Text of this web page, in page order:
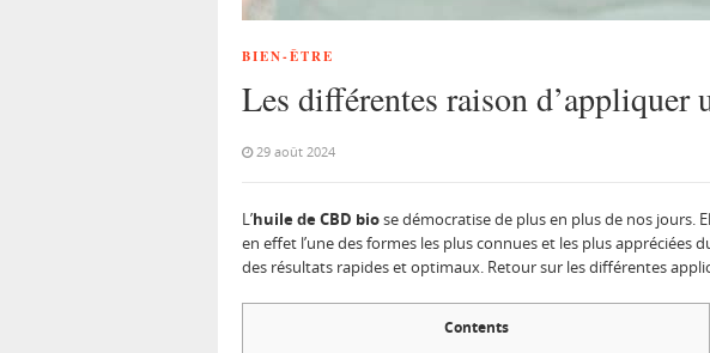
BIEN-ÊTRE
Les différentes raison d’appliquer
29 août 2024
L’huile de CBD biose démocratise de plus en plus de nos jours.
en effet l’une des formes les plus connues et les plus appréciées
des résultats rapides et optimaux. Retour sur les différentes
Contents